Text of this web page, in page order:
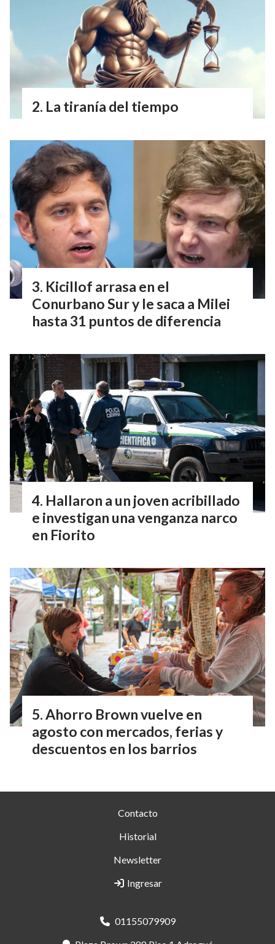
La tiranía del tiempo
Kicillof arrasa en el
Conurbano Sur y le saca a Milei
hasta 31 puntos de diferencia
Hallaron a un joven acribillado
e investigan una venganza narco
en Fiorito
Ahorro Brown vuelve en
agosto con mercados, ferias y
descuentos en los barrios
Contacto
Historial
Newsletter
Ingresar
01155079909